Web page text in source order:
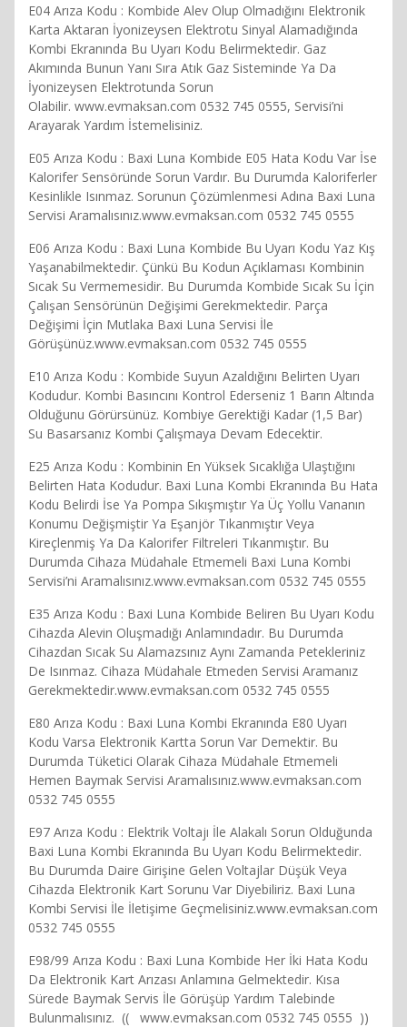
E04 Arıza Kodu : Kombide Alev Olup Olmadığını Elektronik
Karta Aktaran İyonizeysen Elektrotu Sinyal Alamadığında
Kombi Ekranında Bu Uyarı Kodu Belirmektedir. Gaz
Akımında Bunun Yanı Sıra Atık Gaz Sisteminde Ya Da
İyonizeysen Elektrotunda Sorun
Olabilir. www.evmaksan.com 0532 745 0555, Servisi’ni
Arayarak Yardım İstemelisiniz.
E05 Arıza Kodu : Baxi Luna Kombide E05 Hata Kodu Var İse
Kalorifer Sensöründe Sorun Vardır. Bu Durumda Kaloriferler
Kesinlikle Isınmaz. Sorunun Çözümlenmesi Adına Baxi Luna
Servisi Aramalısınız.www.evmaksan.com 0532 745 0555
E06 Arıza Kodu : Baxi Luna Kombide Bu Uyarı Kodu Yaz Kış
Yaşanabilmektedir. Çünkü Bu Kodun Açıklaması Kombinin
Sıcak Su Vermemesidir. Bu Durumda Kombide Sıcak Su İçin
Çalışan Sensörünün Değişimi Gerekmektedir. Parça
Değişimi İçin Mutlaka Baxi Luna Servisi İle
Görüşünüz.www.evmaksan.com 0532 745 0555
E10 Arıza Kodu : Kombide Suyun Azaldığını Belirten Uyarı
Kodudur. Kombi Basıncını Kontrol Ederseniz 1 Barın Altında
Olduğunu Görürsünüz. Kombiye Gerektiği Kadar (1,5 Bar)
Su Basarsanız Kombi Çalışmaya Devam Edecektir.
E25 Arıza Kodu : Kombinin En Yüksek Sıcaklığa Ulaştığını
Belirten Hata Kodudur. Baxi Luna Kombi Ekranında Bu Hata
Kodu Belirdi İse Ya Pompa Sıkışmıştır Ya Üç Yollu Vananın
Konumu Değişmiştir Ya Eşanjör Tıkanmıştır Veya
Kireçlenmiş Ya Da Kalorifer Filtreleri Tıkanmıştır. Bu
Durumda Cihaza Müdahale Etmemeli Baxi Luna Kombi
Servisi’ni Aramalısınız.www.evmaksan.com 0532 745 0555
E35 Arıza Kodu : Baxi Luna Kombide Beliren Bu Uyarı Kodu
Cihazda Alevin Oluşmadığı Anlamındadır. Bu Durumda
Cihazdan Sıcak Su Alamazsınız Aynı Zamanda Petekleriniz
De Isınmaz. Cihaza Müdahale Etmeden Servisi Aramanız
Gerekmektedir.www.evmaksan.com 0532 745 0555
E80 Arıza Kodu : Baxi Luna Kombi Ekranında E80 Uyarı
Kodu Varsa Elektronik Kartta Sorun Var Demektir. Bu
Durumda Tüketici Olarak Cihaza Müdahale Etmemeli
Hemen Baymak Servisi Aramalısınız.www.evmaksan.com
0532 745 0555
E97 Arıza Kodu : Elektrik Voltajı İle Alakalı Sorun Olduğunda
Baxi Luna Kombi Ekranında Bu Uyarı Kodu Belirmektedir.
Bu Durumda Daire Girişine Gelen Voltajlar Düşük Veya
Cihazda Elektronik Kart Sorunu Var Diyebiliriz. Baxi Luna
Kombi Servisi İle İletişime Geçmelisiniz.www.evmaksan.com
0532 745 0555
E98/99 Arıza Kodu : Baxi Luna Kombide Her İki Hata Kodu
Da Elektronik Kart Arızası Anlamına Gelmektedir. Kısa
Sürede Baymak Servis İle Görüşüp Yardım Talebinde
Bulunmalısınız. (( www.evmaksan.com 0532 745 0555 ))